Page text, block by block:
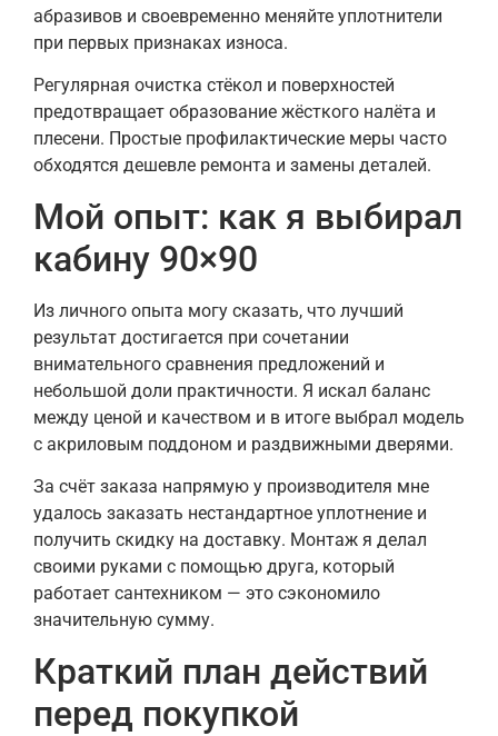
абразивов и своевременно меняйте уплотнители
при первых признаках износа.
Регулярная очистка стёкол и поверхностей
предотвращает образование жёсткого налёта и
плесени. Простые профилактические меры часто
обходятся дешевле ремонта и замены деталей.
Мой опыт: как я выбирал
кабину 90×90
Из личного опыта могу сказать, что лучший
результат достигается при сочетании
внимательного сравнения предложений и
небольшой доли практичности. Я искал баланс
между ценой и качеством и в итоге выбрал модель
с акриловым поддоном и раздвижными дверями.
За счёт заказа напрямую у производителя мне
удалось заказать нестандартное уплотнение и
получить скидку на доставку. Монтаж я делал
своими руками с помощью друга, который
работает сантехником — это сэкономило
значительную сумму.
Краткий план действий
перед покупкой